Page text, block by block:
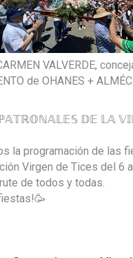
VALVERDE,
de OHANES +
𝔻𝔼 𝕃𝔸
la programación de las
Virgen de Tices del 6
de todos y todas.